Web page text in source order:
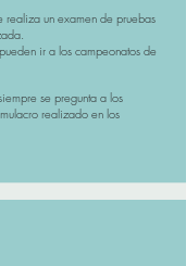
realiza un examen de pruebas
ir a los campeonatos de
se pregunta a los
realizado en los